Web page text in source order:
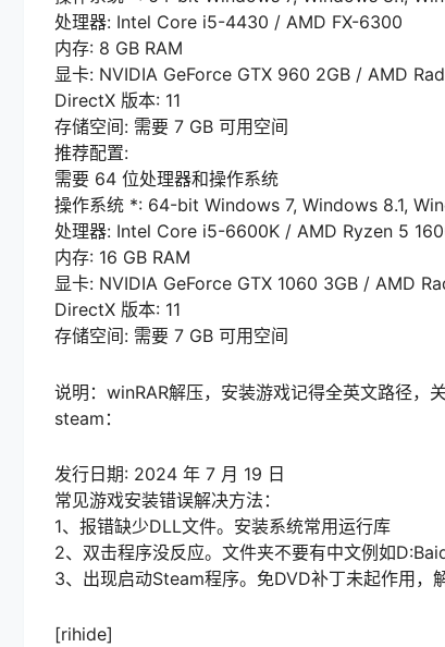
处理器: Intel Core i5-4430 / AMD FX-6300
内存: 8 GB RAM
显卡: NVIDIA GeForce GTX 960 2GB / AMD
DirectX 版本: 11
存储空间: 需要 7 GB 可用空间
推荐配置:
需要 64 位处理器和操作系统
操作系统 *: 64-bit Windows 7, Windows 8.1,
处理器: Intel Core i5-6600K / AMD Ryzen 5
内存: 16 GB RAM
显卡: NVIDIA GeForce GTX 1060 3GB / AMD
DirectX 版本: 11
存储空间: 需要 7 GB 可用空间
说明：winRAR解压，安装游戏记得全英文路径，关
steam：
发行日期: 2024 年 7 月 19 日
常见游戏安装错误解决方法：
1、报错缺少DLL文件。安装系统常用运行库
2、双击程序没反应。文件夹不要有中文例如
3、出现启动Steam程序。免DVD补丁未起作用，
[rihide]